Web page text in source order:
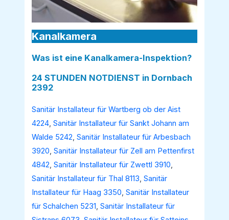
Kanalkamera
Was ist eine Kanalkamera-Inspektion?
24 STUNDEN NOTDIENST in Dornbach
2392
Sanitär Installateur für Wartberg ob der Aist
4224,Sanitär Installateur für Sankt Johann am
Walde 5242,Sanitär Installateur für Arbesbach
3920,Sanitär Installateur für Zell am Pettenfirst
4842,Sanitär Installateur für Zwettl 3910,
Sanitär Installateur für Thal 8113,Sanitär
Installateur für Haag 3350,Sanitär Installateur
für Schalchen 5231,Sanitär Installateur für